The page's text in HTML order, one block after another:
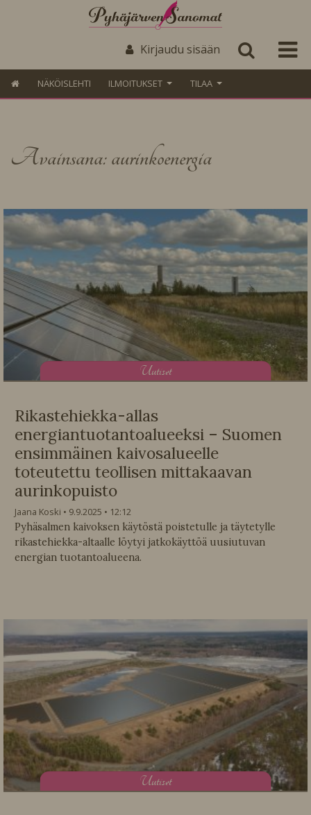
Kirjaudu sisään
NÄKÖISLEHTI ILMOITUKSET TILAA
Avainsana: aurinkoenergia
Uutiset
Rikastehiekka-allas
energiantuotantoalueeksi – Suomen
ensimmäinen kaivosalueelle
toteutettu teollisen mittakaavan
aurinkopuisto
Jaana Koski 9.9.2025
12:12
Pyhäsalmen kaivoksen käytöstä poistetulle ja täytetylle
rikastehiekka-altaalle löytyi jatkokäyttöä uusiutuvan
energian tuotantoalueena.
Uutiset